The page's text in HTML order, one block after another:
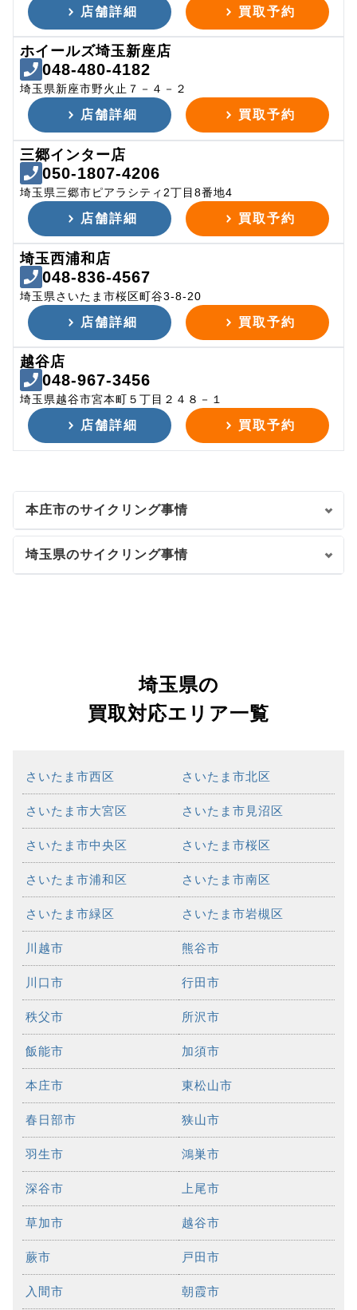
店舗詳細 買取予約
ホイールズ埼玉新座店
048-480-4182
埼玉県新座市野火止７－４－２
店舗詳細 買取予約
三郷インター店
050-1807-4206
埼玉県三郷市ピアラシティ2丁目8番地4
店舗詳細 買取予約
埼玉西浦和店
048-836-4567
埼玉県さいたま市桜区町谷3-8-20
店舗詳細 買取予約
越谷店
048-967-3456
埼玉県越谷市宮本町５丁目２４８－１
店舗詳細 買取予約
本庄市のサイクリング事情
埼玉県のサイクリング事情
埼玉県の
買取対応エリア一覧
さいたま市西区 さいたま市北区
さいたま市大宮区 さいたま市見沼区
さいたま市中央区 さいたま市桜区
さいたま市浦和区 さいたま市南区
さいたま市緑区 さいたま市岩槻区
川越市 熊谷市
川口市 行田市
秩父市 所沢市
飯能市 加須市
本庄市 東松山市
春日部市 狭山市
羽生市 鴻巣市
深谷市 上尾市
草加市 越谷市
蕨市 戸田市
入間市 朝霞市